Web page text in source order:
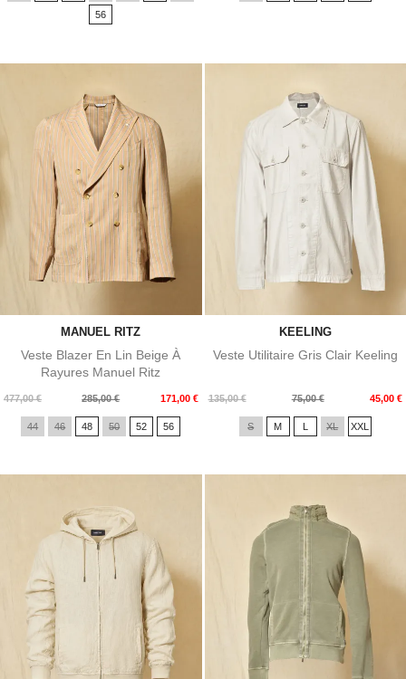
56
MANUEL RITZ
Veste Blazer En Lin Beige À
Rayures Manuel Ritz
477,00 €
Prix
285,00 € 171,00 €
Prix
44 46 48 50 52 56
KEELING
Veste Utilitaire Gris Clair Keeling
135,00 €
Prix
75,00 € 45,00 €
Prix
S M L XL XXL